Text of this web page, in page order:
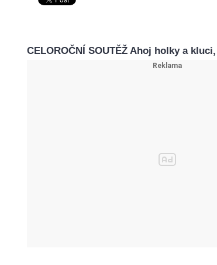
CELOROČNÍ SOUTĚŽ Ahoj holky a kluci,